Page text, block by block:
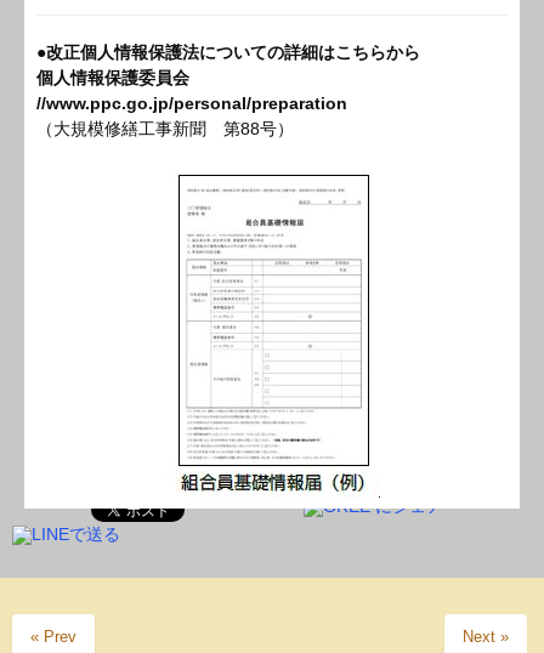
●改正個人情報保護法についての詳細はこちらから
個人情報保護委員会
//www.ppc.go.jp/personal/preparation
（大規模修繕工事新聞 第88号）
« Prev Next »